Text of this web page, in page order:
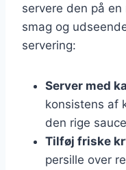
servere den på
smag og
servering:
Server med
konsistens af
den rige
Tilføj friske
persille over